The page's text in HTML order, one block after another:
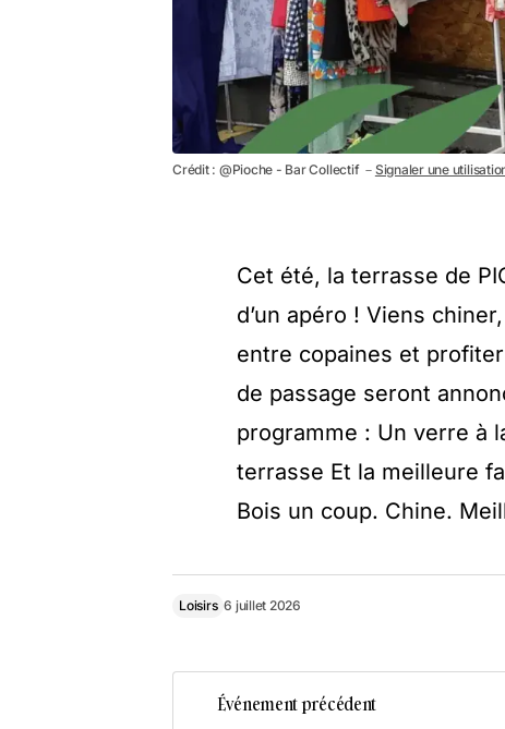
Crédit : @Pioche - Bar Collectif － Signaler une
Cet été, la terrasse de
d’un apéro ! Viens
entre copaines et
de passage seront
programme : Un verre à
terrasse Et la meilleure
Bois un coup. Chine.
Loisirs 6 juillet 2026
Événement précédent